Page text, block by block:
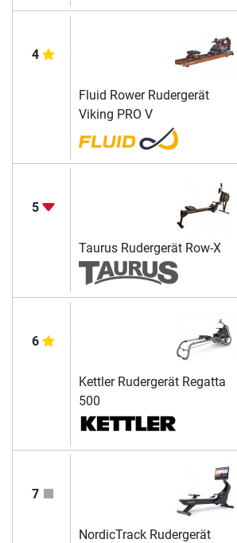
4
Fluid Rower Rudergerät
Viking PRO V
5
Taurus Rudergerät Row-X
6
Kettler Rudergerät Regatta
500
7
NordicTrack Rudergerät